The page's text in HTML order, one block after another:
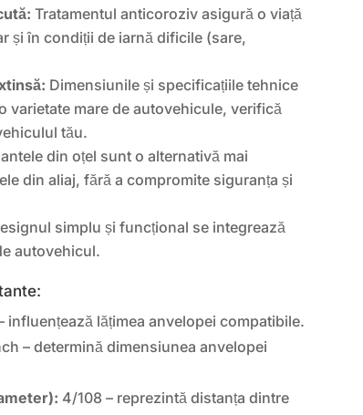
Tratamentul anticoroziv asigură o viață
și în condiții de iarnă dificile (sare,
Dimensiunile și specificațiile tehnice
varietate mare de autovehicule, verifică
tău.
din oțel sunt o alternativă mai
din aliaj, fără a compromite siguranța și
simplu și funcțional se integrează
autovehicul.
influențează lățimea anvelopei compatibile.
– determină dimensiunea anvelopei
4/108 – reprezintă distanța dintre